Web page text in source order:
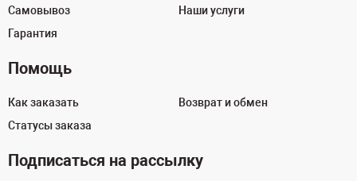
Самовывоз
Гарантия
Наши услуги
Помощь
Как заказать
Статусы заказа
Возврат и обмен
Подписаться на рассылку